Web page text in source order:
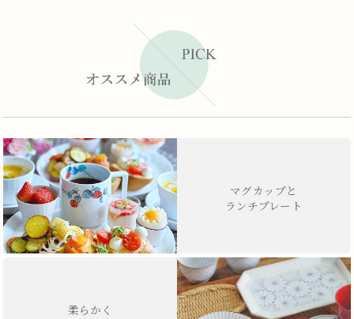
マグカップと
ランチプレート
柔らかく